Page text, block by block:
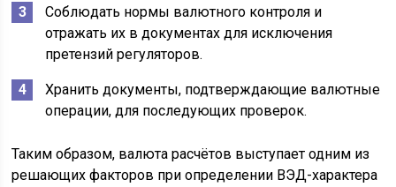
Соблюдать нормы валютного контроля и
отражать их в документах для исключения
претензий регуляторов.
Хранить документы, подтверждающие валютные
операции, для последующих проверок.
Таким образом, валюта расчётов выступает одним из
решающих факторов при определении ВЭД-характера